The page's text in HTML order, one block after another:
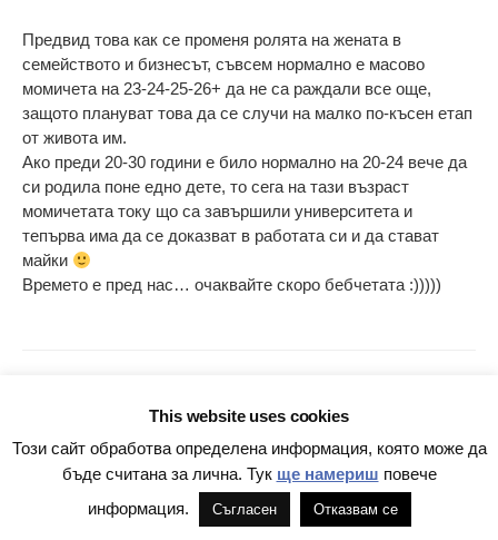
Предвид това как се променя ролята на жената в
семейството и бизнесът, съвсем нормално е масово
момичета на 23-24-25-26+ да не са раждали все още,
защото плануват това да се случи на малко по-късен етап
от живота им.
Ако преди 20-30 години е било нормално на 20-24 вече да
си родила поне едно дете, то сега на тази възраст
момичетата току що са завършили университета и
тепърва има да се доказват в работата си и да стават
майки
Времето е пред нас… очаквайте скоро бебчетата :)))))
8 ЯНУАРИ 2014 В 14:01:24
@Велина,@Елена– Хубавото е, че излизат все повече
такива анализи. Още по-хубавото е, че се търсят. Трябва
да има повече журналисти, които разчитат на данните и ги
This website uses cookies
Този сайт обработва определена информация, която може да
бъде считана за лична. Тук ще намериш повече
информация.
Съгласен Отказвам се